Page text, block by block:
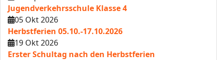
Jugendverkehrsschule Klasse 4
05 Okt 2026
Herbstferien 05.10.-17.10.2026
19 Okt 2026
Erster Schultag nach den Herbstferien